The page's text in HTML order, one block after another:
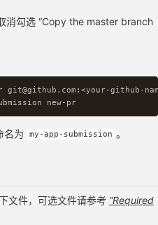
消勾选 “Copy the master branch
git@github.com:<your-github-
my-app-submission new-pr
名为 my-app-submission 。
文件，可选文件请参考 “Required